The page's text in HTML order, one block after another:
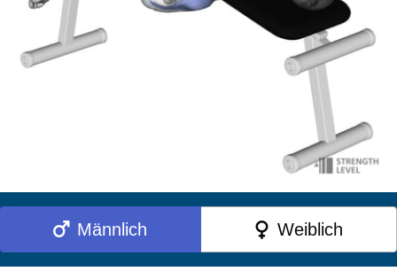
Männlich Weiblich